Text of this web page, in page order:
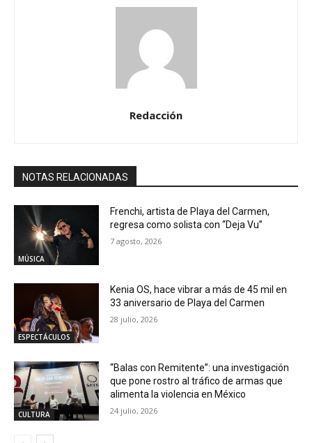
Redacción
NOTAS RELACIONADAS
MÚSICA
Frenchi, artista de Playa del Carmen,
regresa como solista con “Deja Vu”
7 agosto, 2026
ESPECTÁCULOS
Kenia OS, hace vibrar a más de 45 mil en
33 aniversario de Playa del Carmen
28 julio, 2026
CULTURA
“Balas con Remitente”: una investigación
que pone rostro al tráfico de armas que
alimenta la violencia en México
24 julio, 2026